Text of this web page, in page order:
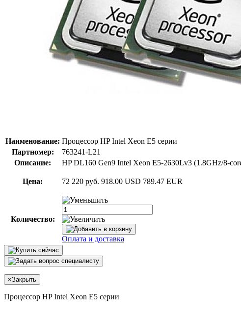
Наименование: Процессор HP Intel Xeon E5 серии
Партномер:
763241-L21
Описание:
HP DL160 Gen9 Intel Xeon E5-2630Lv3 (1.8GHz/8-
Цена: 72 220 руб. 918.00 USD 789.47 EUR
Количество:
Оплата и доставка
×Закрыть
Процессор HP Intel Xeon E5 серии